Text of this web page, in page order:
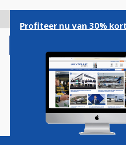
gaan
Magazine Podcasts
Profiteer nu van 30%